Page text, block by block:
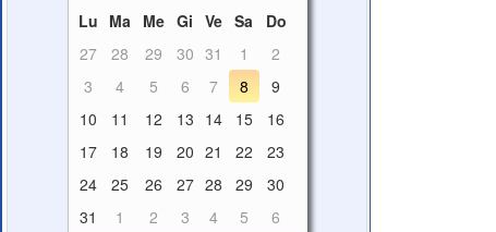
Lu Ma Me Gi Ve Sa
Do
27
28 29 30 31 1
2
3
4 5 6 7 8
9
10
11 12 13 14 15
16
17
18 19 20 21 22
23
24
25 26 27 28 29
30
31
1 2 3 4 5 6